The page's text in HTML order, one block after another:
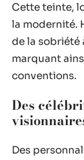
Cette teinte,
la modernité.
de la sobriété
marquant
conventions.
Des
Des